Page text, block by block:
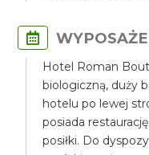
Hotel Roman
biologiczną, duży
hotelu po lewej
posiada
posiłki. Do